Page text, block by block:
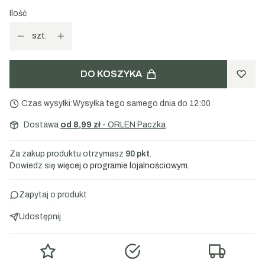
Ilość
szt.
DO KOSZYKA
Czas wysyłki:Wysyłka tego samego dnia do 12:00
Dostawa od 8,99 zł - ORLEN Paczka
Za zakup produktu otrzymasz 90 pkt.
Dowiedz się więcej o programie lojalnościowym.
Zapytaj o produkt
Udostępnij